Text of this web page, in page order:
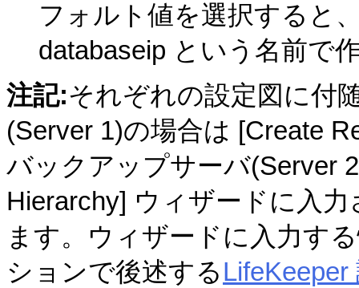
フォルト値を選択すると
databaseip という名前で
注記:それぞれの設定図に付
(Server 1)の場合は [Create
バックアップサーバ(Server
Hierarchy] ウィザードに入
ます。ウィザードに入力す
ションで後述するLifeKeeper